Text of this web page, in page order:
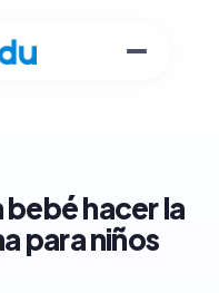
hacer la
para niños